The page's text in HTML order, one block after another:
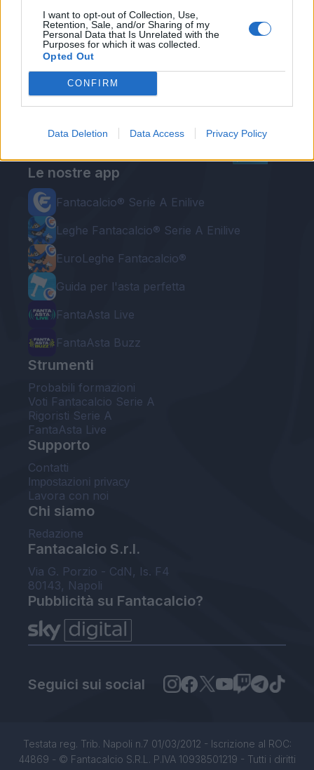
I want to opt-out of Collection, Use,
Retention, Sale, and/or Sharing of my
Personal Data that Is Unrelated with the
Purposes for which it was collected.
Opted Out
CONFIRM
Data Deletion Data Access Privacy Policy
Redazione Fantacalcio.it
Le nostre app
Fantacalcio® Serie A Enilive
Leghe Fantacalcio® Serie A Enilive
EuroLeghe Fantacalcio®
Guida per l'asta perfetta
FantaAsta Live
FantaAsta Buzz
Strumenti
Probabili formazioni
Voti Fantacalcio Serie A
Rigoristi Serie A
FantaAsta Live
Supporto
Contatti
Impostazioni privacy
Lavora con noi
Chi siamo
Redazione
Fantacalcio S.r.l.
Via G. Porzio - CdN, Is. F4
80143, Napoli
Pubblicità su Fantacalcio?
Seguici sui social
Testata reg. Trib. Napoli n.7 01/03/2012 - Iscrizione al ROC:
44869 - © Fantacalcio S.R.L. P.IVA 10938501219 - Tutti i diritti